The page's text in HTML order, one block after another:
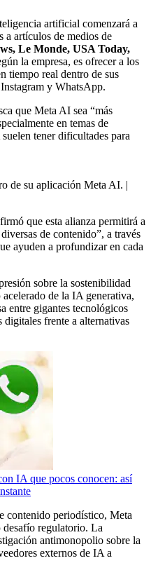
artificial comenzará a
a artículos de medios de
Le Monde, USA Today,
la empresa, es ofrecer a los
tiempo real dentro de sus
y WhatsApp.
que Meta AI sea “más
en temas de
tener dificultades para
de su aplicación Meta AI. |
que esta alianza permitirá a
de contenido”, a través
ayuden a profundizar en cada
sobre la sostenibilidad
de la IA generativa,
entre gigantes tecnológicos
digitales frente a alternativas
IA que pocos conocen: así
contenido periodístico, Meta
regulatorio. La
antimonopolio sobre la
externos de IA a